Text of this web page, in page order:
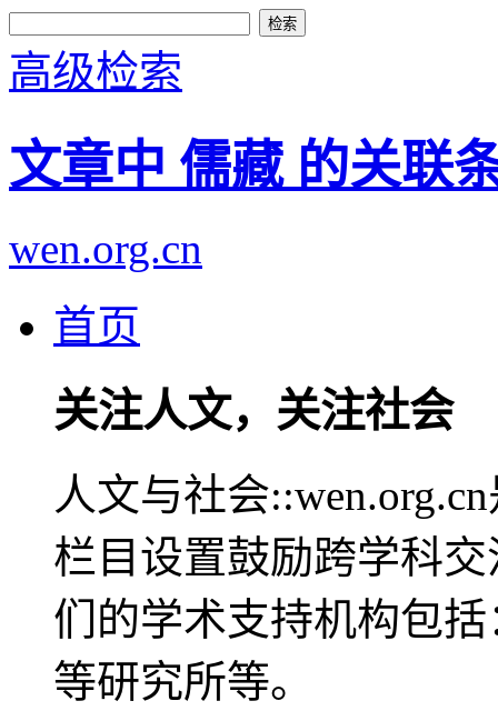
高级检索
文章中 儒藏 的关联
wen.org.cn
首页
关注人文，关注社会
人文与社会
栏目设置鼓励跨学科
们的学术支持机构包
等研究所等。